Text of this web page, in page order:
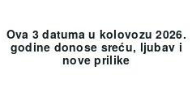
Ova 3 datuma u kolovozu 2026.
godine donose sreću, ljubav i
nove prilike